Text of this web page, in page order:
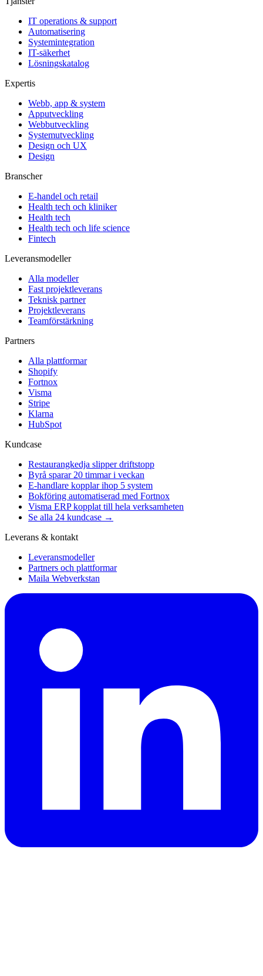
IT operations & support
Automatisering
Systemintegration
IT-säkerhet
Lösningskatalog
Expertis
Webb, app & system
Apputveckling
Webbutveckling
Systemutveckling
Design och UX
Design
Branscher
E-handel och retail
Health tech och kliniker
Health tech
Health tech och life science
Fintech
Leveransmodeller
Alla modeller
Fast projektleverans
Teknisk partner
Projektleverans
Teamförstärkning
Partners
Alla plattformar
Shopify
Fortnox
Visma
Stripe
Klarna
HubSpot
Kundcase
Restaurangkedja slipper driftstopp
Byrå sparar 20 timmar i veckan
E-handlare kopplar ihop 5 system
Bokföring automatiserad med Fortnox
Visma ERP kopplat till hela verksamheten
Se alla 24 kundcase →
Leverans & kontakt
Leveransmodeller
Partners och plattformar
Maila Webverkstan